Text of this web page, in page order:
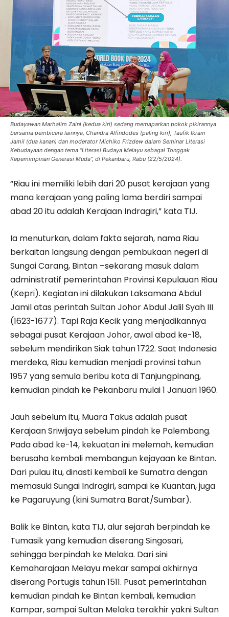
Budayawan Marhalim Zaini (kedua kiri) sedang memaparkan pokok pikirannya
bersama pembicara lainnya, Chandra Alfindodes (paling kiri), Taufik Ikram
Jamil (dua kanan) dan moderator Michiko Frizdew dalam Seminar Literasi
Kebudayaan dengan tema “Literasi Budaya Melayu sebagai Tonggak
Kepemimpinan Generasi Muda”, di Pekanbaru, Rabu (22/5/2024).
“Riau ini memiliki lebih dari 20 pusat kerajaan yang
mana kerajaan yang paling lama berdiri sampai
abad 20 itu adalah Kerajaan Indragiri,” kata TIJ.
Ia menuturkan, dalam fakta sejarah, nama Riau
berkaitan langsung dengan pembukaan negeri di
Sungai Carang, Bintan –sekarang masuk dalam
administratif pemerintahan Provinsi Kepulauan Riau
(Kepri). Kegiatan ini dilakukan Laksamana Abdul
Jamil atas perintah Sultan Johor Abdul Jalil Syah III
(1623-1677). Tapi Raja Kecik yang menjadikannya
sebagai pusat Kerajaan Johor, awal abad ke-18,
sebelum mendirikan Siak tahun 1722. Saat Indonesia
merdeka, Riau kemudian menjadi provinsi tahun
1957 yang semula beribu kota di Tanjungpinang,
kemudian pindah ke Pekanbaru mulai 1 Januari 1960.
Jauh sebelum itu, Muara Takus adalah pusat
Kerajaan Sriwijaya sebelum pindah ke Palembang.
Pada abad ke-14, kekuatan ini melemah, kemudian
berusaha kembali membangun kejayaan ke Bintan.
Dari pulau itu, dinasti kembali ke Sumatra dengan
memasuki Sungai Indragiri, sampai ke Kuantan, juga
ke Pagaruyung (kini Sumatra Barat/Sumbar).
Balik ke Bintan, kata TIJ, alur sejarah berpindah ke
Tumasik yang kemudian diserang Singosari,
sehingga berpindah ke Melaka. Dari sini
Kemaharajaan Melayu mekar sampai akhirnya
diserang Portugis tahun 1511. Pusat pemerintahan
kemudian pindah ke Bintan kembali, kemudian
Kampar, sampai Sultan Melaka terakhir yakni Sultan